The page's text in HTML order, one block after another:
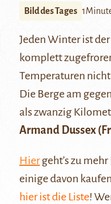
Bild des Tages
Jeden Winter ist
komplett
Temperaturen
Die Berge am
als zwanzig
Armand Dussex
Hiergeht’s zu
einige davon
hier ist die Liste!